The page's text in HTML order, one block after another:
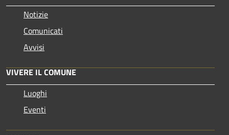
Notizie
Comunicati
Avvisi
VIVERE IL COMUNE
Luoghi
Eventi